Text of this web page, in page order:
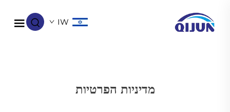
IW
מדיניות הפרטיות